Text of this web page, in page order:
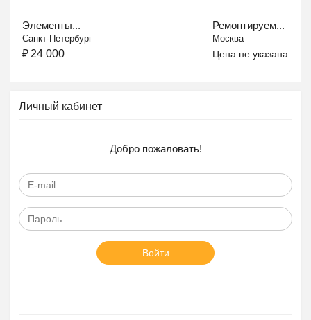
Элементы...
Санкт-Петербург
₽ 24 000
Ремонтируем...
Москва
Цена не указана
Личный кабинет
Добро пожаловать!
Войти